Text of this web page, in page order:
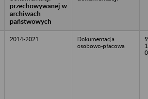
przechowywanej w
archiwach
państwowych
2014-2021
Dokumentacja
osobowo-płacowa